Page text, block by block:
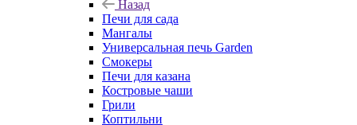
Назад
Печи для сада
Мангалы
Универсальная печь Garden
Смокеры
Печи для казана
Костровые чаши
Грили
Коптильни